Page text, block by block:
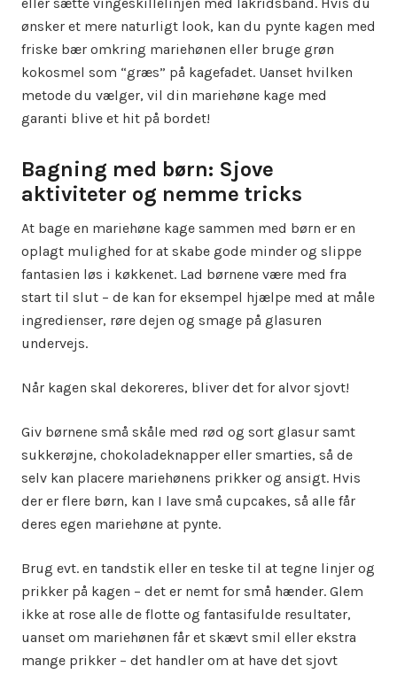
eller sætte vingeskillelinjen med lakridsbånd. Hvis du
ønsker et mere naturligt look, kan du pynte kagen med
friske bær omkring mariehønen eller bruge grøn
kokosmel som “græs” på kagefadet. Uanset hvilken
metode du vælger, vil din mariehøne kage med
garanti blive et hit på bordet!
Bagning med børn: Sjove
aktiviteter og nemme tricks
At bage en mariehøne kage sammen med børn er en
oplagt mulighed for at skabe gode minder og slippe
fantasien løs i køkkenet. Lad børnene være med fra
start til slut – de kan for eksempel hjælpe med at måle
ingredienser, røre dejen og smage på glasuren
undervejs.
Når kagen skal dekoreres, bliver det for alvor sjovt!
Giv børnene små skåle med rød og sort glasur samt
sukkerøjne, chokoladeknapper eller smarties, så de
selv kan placere mariehønens prikker og ansigt. Hvis
der er flere børn, kan I lave små cupcakes, så alle får
deres egen mariehøne at pynte.
Brug evt. en tandstik eller en teske til at tegne linjer og
prikker på kagen – det er nemt for små hænder. Glem
ikke at rose alle de flotte og fantasifulde resultater,
uanset om mariehønen får et skævt smil eller ekstra
mange prikker – det handler om at have det sjovt